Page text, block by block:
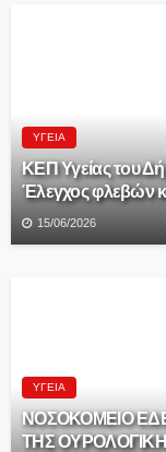
ΥΓΕΊΑ
ΚΕΠ Υγείας του
Έλεγχος φλεβών
15/06/2026
ΥΓΕΊΑ
ΝΟΣΟΚΟΜΕΙΟ
ΤΗΣ